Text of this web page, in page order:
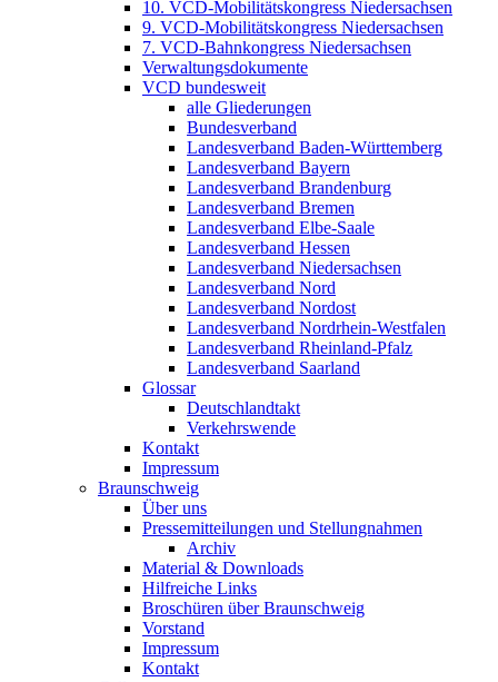
10. VCD-Mobilitätskongress Niedersachsen
9. VCD-Mobilitätskongress Niedersachsen
7. VCD-Bahnkongress Niedersachsen
Verwaltungsdokumente
VCD bundesweit
alle Gliederungen
Bundesverband
Landesverband Baden-Württemberg
Landesverband Bayern
Landesverband Brandenburg
Landesverband Bremen
Landesverband Elbe-Saale
Landesverband Hessen
Landesverband Niedersachsen
Landesverband Nord
Landesverband Nordost
Landesverband Nordrhein-Westfalen
Landesverband Rheinland-Pfalz
Landesverband Saarland
Glossar
Deutschlandtakt
Verkehrswende
Kontakt
Impressum
Braunschweig
Über uns
Pressemitteilungen und Stellungnahmen
Archiv
Material & Downloads
Hilfreiche Links
Broschüren über Braunschweig
Vorstand
Impressum
Kontakt